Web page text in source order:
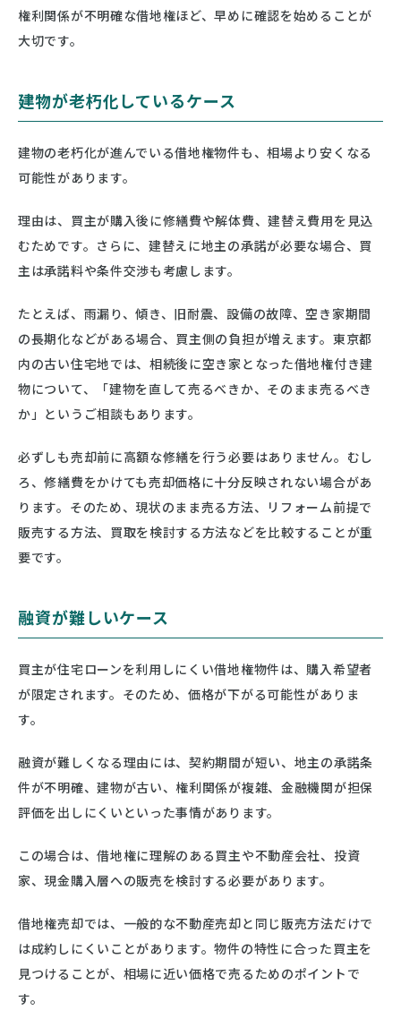
権利関係が不明確な借地権ほど、早めに確認を始めることが
大切です。
建物が老朽化しているケース
建物の老朽化が進んでいる借地権物件も、相場より安くなる
可能性があります。
理由は、買主が購入後に修繕費や解体費、建替え費用を見込
むためです。さらに、建替えに地主の承諾が必要な場合、買
主は承諾料や条件交渉も考慮します。
たとえば、雨漏り、傾き、旧耐震、設備の故障、空き家期間
の長期化などがある場合、買主側の負担が増えます。東京都
内の古い住宅地では、相続後に空き家となった借地権付き建
物について、「建物を直して売るべきか、そのまま売るべき
か」というご相談もあります。
必ずしも売却前に高額な修繕を行う必要はありません。むし
ろ、修繕費をかけても売却価格に十分反映されない場合があ
ります。そのため、現状のまま売る方法、リフォーム前提で
販売する方法、買取を検討する方法などを比較することが重
要です。
融資が難しいケース
買主が住宅ローンを利用しにくい借地権物件は、購入希望者
が限定されます。そのため、価格が下がる可能性がありま
す。
融資が難しくなる理由には、契約期間が短い、地主の承諾条
件が不明確、建物が古い、権利関係が複雑、金融機関が担保
評価を出しにくいといった事情があります。
この場合は、借地権に理解のある買主や不動産会社、投資
家、現金購入層への販売を検討する必要があります。
借地権売却では、一般的な不動産売却と同じ販売方法だけで
は成約しにくいことがあります。物件の特性に合った買主を
見つけることが、相場に近い価格で売るためのポイントで
す。